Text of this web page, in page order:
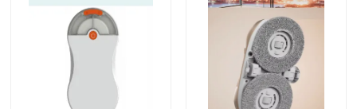
vidéos
Au sujet de nous